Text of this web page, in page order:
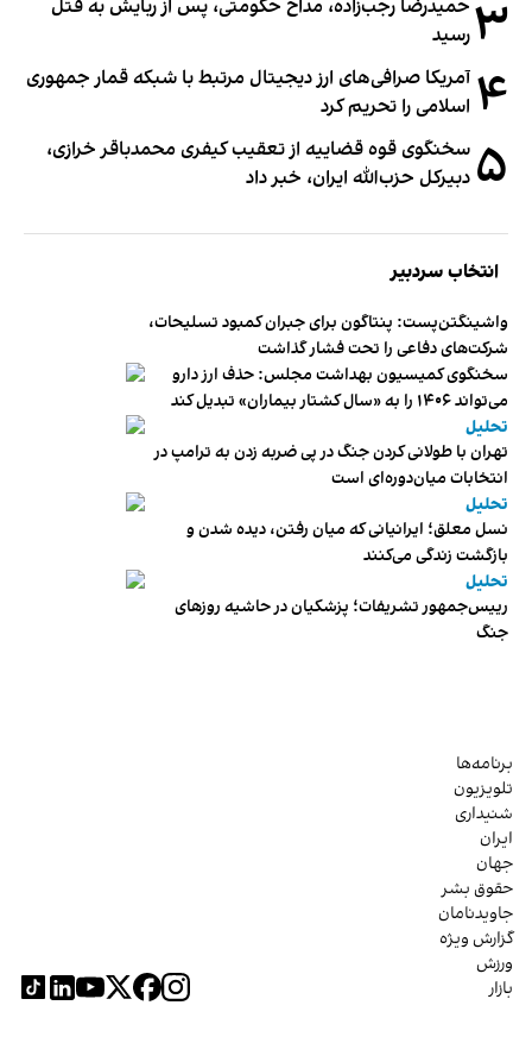
۳ حمیدرضا رجب‌زاده، مداح حکومتی، پس از ربایش به قتل
رسید
۴ آمریکا صرافی‌های ارز دیجیتال مرتبط با شبکه قمار جمهوری
اسلامی را تحریم کرد
۵ سخنگوی قوه قضاییه از تعقیب کیفری محمدباقر خرازی،
دبیر‌کل حزب‌الله ایران، خبر داد
انتخاب سردبیر
واشینگتن‌پست: پنتاگون برای جبران کمبود تسلیحات،
شرکت‌های دفاعی را تحت فشار گذاشت
سخنگوی کمیسیون بهداشت مجلس: حذف ارز دارو
می‌تواند ۱۴۰۶ را به «سال کشتار بیماران» تبدیل کند
تحلیل
تهران با طولانی کردن جنگ در پی ضربه زدن به ترامپ در
انتخابات میان‌دوره‌ای است
تحلیل
نسل معلق؛ ایرانیانی که میان رفتن، دیده شدن و
بازگشت زندگی می‌کنند
تحلیل
رییس‌جمهور تشریفات؛ پزشکیان در حاشیه روزهای
جنگ
برنامه‌ها
تلویزیون
شنیداری
ایران
جهان
حقوق بشر
جاویدنامان
گزارش ویژه
ورزش
بازار